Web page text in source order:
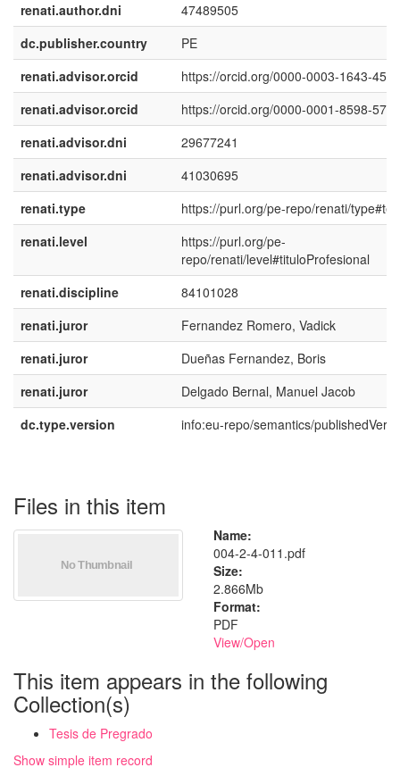
renati.author.dni
47489505
dc.publisher.country
PE
renati.advisor.orcid
https://orcid.org/0000-0003-1643-4527
renati.advisor.orcid
https://orcid.org/0000-0001-8598-5782
renati.advisor.dni
29677241
renati.advisor.dni
41030695
renati.type
https://purl.org/pe-repo/renati/
renati.level
https://purl.org/pe-
repo/renati/level#tituloProfesional
renati.discipline
84101028
renati.juror
Fernandez Romero, Vadick
renati.juror
Dueñas Fernandez, Boris
renati.juror
Delgado Bernal, Manuel Jacob
dc.type.version
info:eu-repo/semantics/
Files in this item
Name:
004-2-4-011.pdf
Size:
2.866Mb
Format:
PDF
View/Open
This item appears in the following
Collection(s)
Tesis de Pregrado
Show simple item record